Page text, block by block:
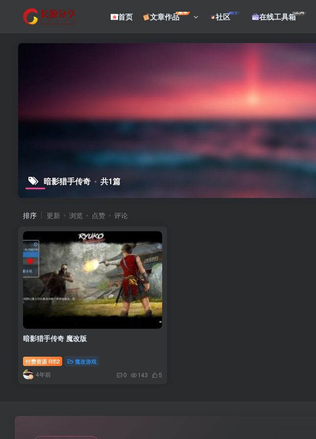
首页 文章作品菜单 社区帖子 在线工具箱工具
暗影猎手传奇 共1篇
排序 更新 浏览 点赞 评论
暗影猎手传奇 魔改版
付费资源 R币2 魔改游戏
4年前 0 143 5